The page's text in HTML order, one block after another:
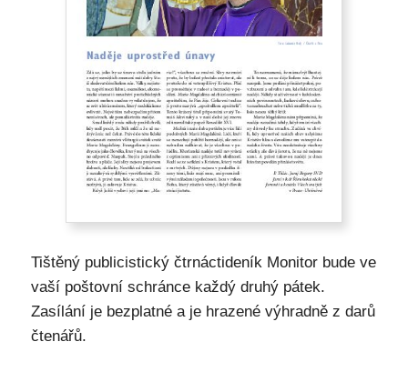
Tištěný publicistický čtrnáctideník Monitor bude ve
vaší poštovní schránce každý druhý pátek.
Zasílání je bezplatné a je hrazené výhradně z darů
čtenářů.